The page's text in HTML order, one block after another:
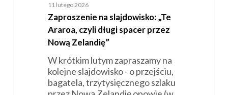
11 lutego 2026
Zaproszenie na slajdowisko: „Te
Araroa, czyli długi spacer przez
Nową Zelandię”
W krótkim lutym zapraszamy na
kolejne slajdowisko - o przejściu,
bagatela, trzytysięcznego szlaku